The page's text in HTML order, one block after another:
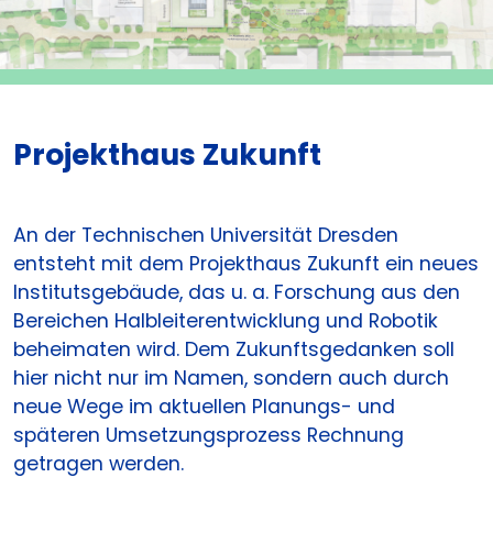
Projekthaus Zukunft
An der Technischen Universität Dresden
entsteht mit dem Projekthaus Zukunft ein neues
Institutsgebäude, das u. a. Forschung aus den
Bereichen Halbleiterentwicklung und Robotik
beheimaten wird. Dem Zukunftsgedanken soll
hier nicht nur im Namen, sondern auch durch
neue Wege im aktuellen Planungs- und
späteren Umsetzungsprozess Rechnung
getragen werden.